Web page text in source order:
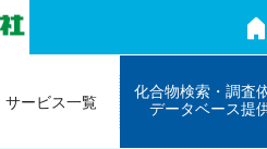
サービス一覧
化合物検索・調査
データベース提